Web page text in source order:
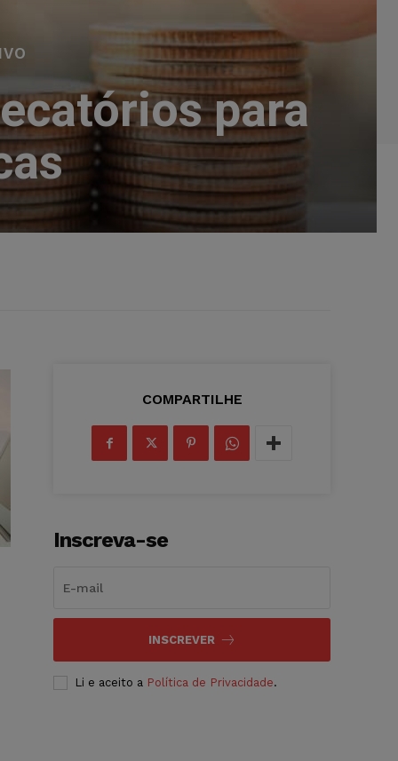
para
COMPARTILHE
Inscreva-se
INSCREVER
Li e aceito a Política de Privacidade.